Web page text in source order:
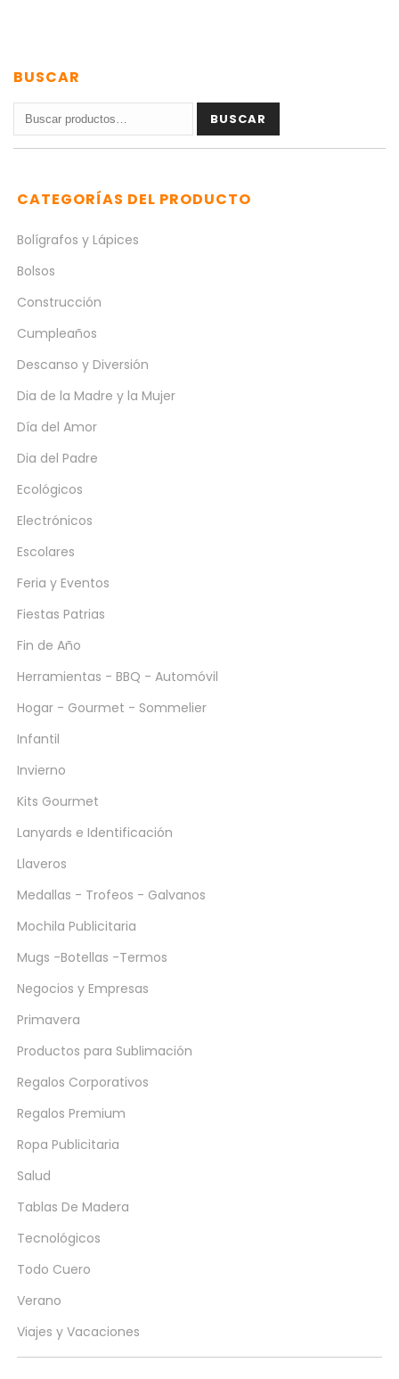
BUSCAR
Buscar
por:
BUSCAR
CATEGORÍAS DEL PRODUCTO
Bolígrafos y Lápices
Bolsos
Construcción
Cumpleaños
Descanso y Diversión
Dia de la Madre y la Mujer
Día del Amor
Dia del Padre
Ecológicos
Electrónicos
Escolares
Feria y Eventos
Fiestas Patrias
Fin de Año
Herramientas - BBQ - Automóvil
Hogar - Gourmet - Sommelier
Infantil
Invierno
Kits Gourmet
Lanyards e Identificación
Llaveros
Medallas - Trofeos - Galvanos
Mochila Publicitaria
Mugs -Botellas -Termos
Negocios y Empresas
Primavera
Productos para Sublimación
Regalos Corporativos
Regalos Premium
Ropa Publicitaria
Salud
Tablas De Madera
Tecnológicos
Todo Cuero
Verano
Viajes y Vacaciones